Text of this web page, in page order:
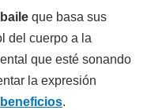
baile que basa sus
del cuerpo a la
que esté sonando
la expresión
beneficios.